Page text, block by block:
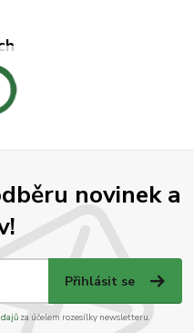
novinek a
Přihlásit se
za účelem rozesílky newsletteru.